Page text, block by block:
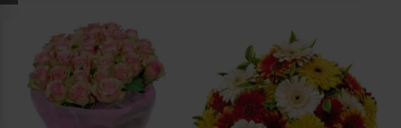
Auswahl